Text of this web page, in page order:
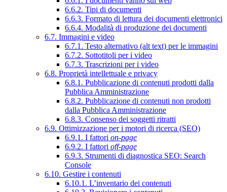
6.6.2. Tipi di documenti
6.6.3. Formato di lettura dei documenti elettronici
6.6.4. Modalità di produzione dei documenti
6.7. Immagini e video
6.7.1. Testo alternativo (alt text) per le immagini
6.7.2. Sottotitoli per i video
6.7.3. Trascrizioni per i video
6.8. Proprietà intellettuale e privacy
6.8.1. Pubblicazione di contenuti prodotti dalla
Pubblica Amministrazione
6.8.2. Pubblicazione di contenuti non prodotti
dalla Pubblica Amministrazione
6.8.3. Consenso dei soggetti ritratti
6.9. Ottimizzazione per i motori di ricerca (SEO)
6.9.1. I fattori on-page
6.9.2. I fattori off-page
6.9.3. Strumenti di diagnostica SEO: Search
Console
6.10. Gestire i contenuti
6.10.1. L’inventario dei contenuti